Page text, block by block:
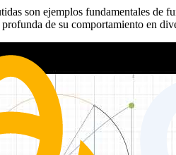
son ejemplos fundamentales de
de su comportamiento en